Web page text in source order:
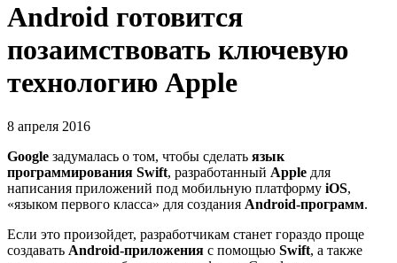
Android готовится
позаимствовать ключевую
технологию Apple
8 апреля 2016
Google задумалась о том, чтобы сделать язык
программирования Swift, разработанный Apple для
написания приложений под мобильную платформу iOS,
«языком первого класса» для создания Android-программ.
Если это произойдет, разработчикам станет гораздо проще
создавать Android-приложения с помощью Swift, а также